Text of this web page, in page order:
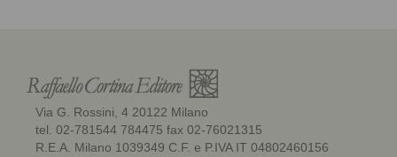
Via G. Rossini, 4 20122 Milano
tel. 02-781544 784475 fax 02-76021315
R.E.A. Milano 1039349 C.F. e P.IVA IT 04802460156